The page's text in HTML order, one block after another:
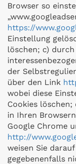
Browser so
https://
Einstellung
löschen; c)
der
über den Link
wobei diese
Cookies
in Ihren
Google Chrome
http://
weisen Sie
gegebenenfalls